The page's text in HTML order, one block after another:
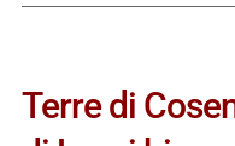
Terre di